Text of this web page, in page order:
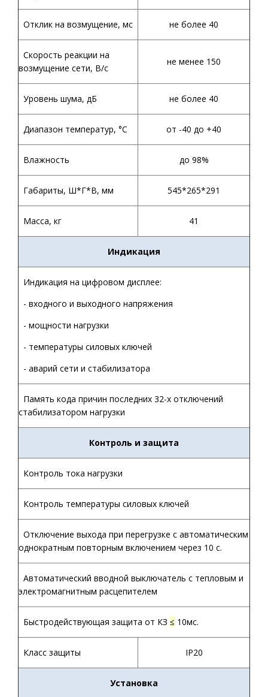
Отклик на возмущение, мс не более 40
Скорость реакции на
возмущение сети, В/с
не менее 150
Уровень шума, дБ не более 40
Диапазон температур, °С от -40 до +40
Влажность до 98%
Габариты, Ш*Г*В, мм 545*265*291
Масса, кг 41
Индикация
Индикация на цифровом дисплее:
- входного и выходного напряжения
- мощности нагрузки
- температуры силовых ключей
- аварий сети и стабилизатора
Память кода причин последних 32-х отключений
стабилизатором нагрузки
Контроль и защита
Контроль тока нагрузки
Контроль температуры силовых ключей
Отключение выхода при перегрузке с автоматическим
однократным повторным включением через 10 с.
Автоматический вводной выключатель с тепловым и
электромагнитным расцепителем
Быстродействующая защита от КЗ ≤ 10мс.
Класс защиты IP20
Установка